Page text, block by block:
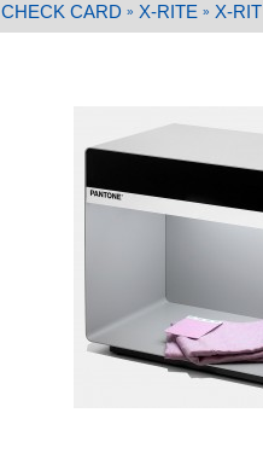
CHECK CARD » X-RITE » X-